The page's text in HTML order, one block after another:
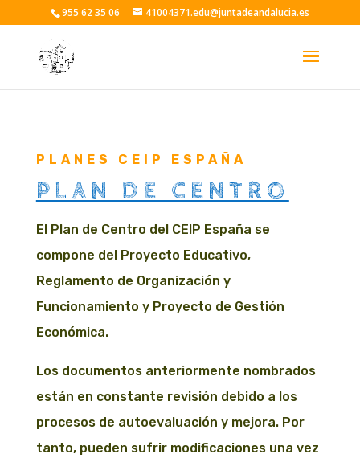
955 62 35 06 41004371.edu@juntadeandalucia.es
PLANES CEIP ESPAÑA
PLAN DE CENTRO
El Plan de Centro del CEIP España se
compone del Proyecto Educativo,
Reglamento de Organización y
Funcionamiento y Proyecto de Gestión
Económica.
Los documentos anteriormente nombrados
están en constante revisión debido a los
procesos de autoevaluación y mejora. Por
tanto, pueden sufrir modificaciones una vez